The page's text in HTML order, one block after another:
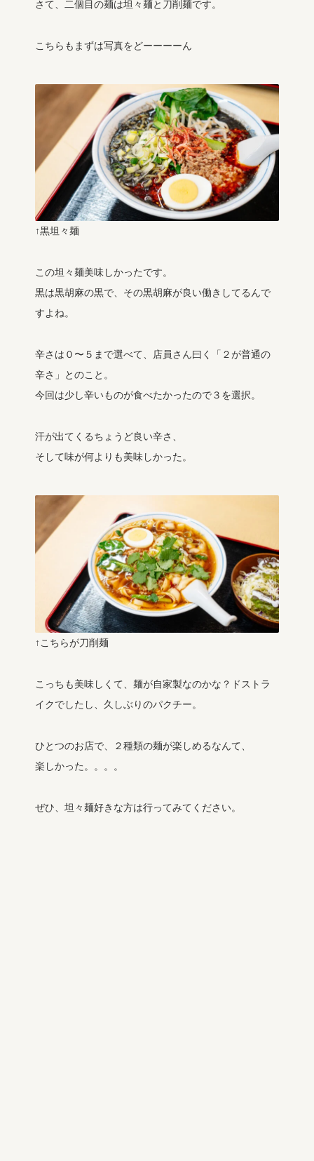
さて、二個目の麺は坦々麺と刀削麺です。
こちらもまずは写真をどーーーーん
↑黒坦々麺
この坦々麺美味しかったです。
黒は黒胡麻の黒で、その黒胡麻が良い働きしてるんで
すよね。
辛さは０〜５まで選べて、店員さん曰く「２が普通の
辛さ」とのこと。
今回は少し辛いものが食べたかったので３を選択。
汗が出てくるちょうど良い辛さ、
そして味が何よりも美味しかった。
↑こちらが刀削麺
こっちも美味しくて、麺が自家製なのかな？ドストラ
イクでしたし、久しぶりのパクチー。
ひとつのお店で、２種類の麺が楽しめるなんて、
楽しかった。。。。
ぜひ、坦々麺好きな方は行ってみてください。